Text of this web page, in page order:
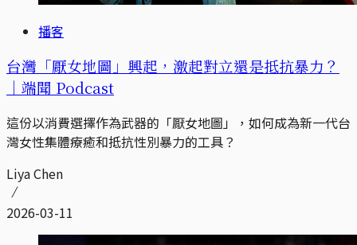
播客
台灣「厭女地圖」興起，激起對立還是抵抗暴力？
｜端聞 Podcast
這份以消費選擇作為武器的「厭女地圖」，如何成為新一代台
灣女性集體療癒和抵抗性別暴力的工具？
Liya Chen
2026-03-11